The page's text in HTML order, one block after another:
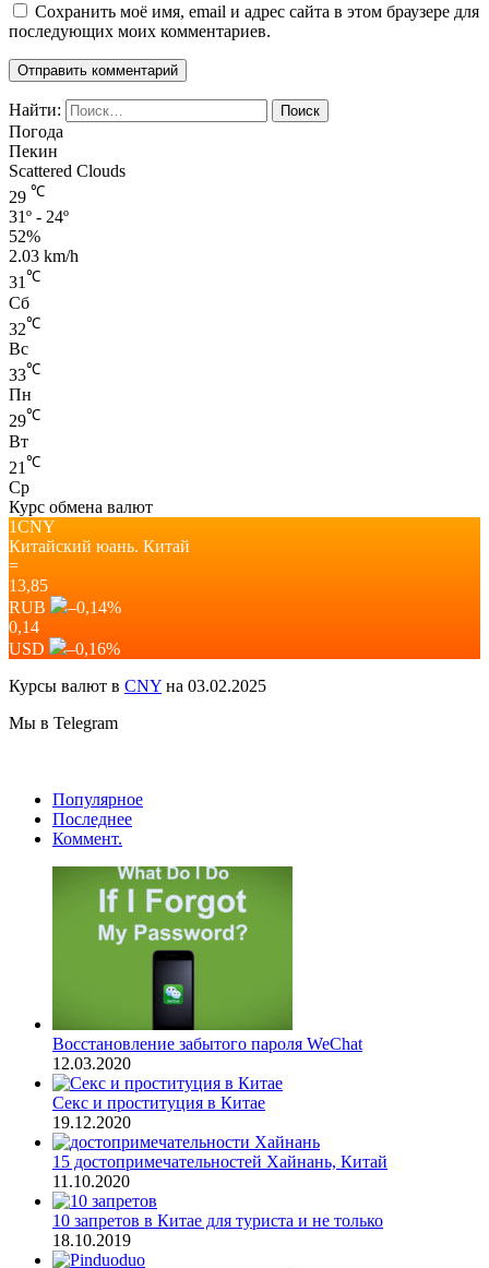
Сохранить моё имя, email и адрес сайта в этом браузере для
последующих моих комментариев.
Найти:
Погода
Пекин
Scattered Clouds
29 ℃
31º - 24º
52%
2.03 km/h
31℃
Сб
32℃
Вс
33℃
Пн
29℃
Вт
21 ℃
Ср
Курс обмена валют
1CNY
Китайский юань. Китай
=
13,85
RUB
–0,14%
0,14
USD
–0,16%
Курсы валют в CNY на 03.02.2025
Мы в Telegram
Популярное
Последнее
Коммент.
Восстановление забытого пароля WeChat
12.03.2020
Секс и проституция в Китае
19.12.2020
15 достопримечательностей Хайнань, Китай
11.10.2020
10 запретов в Китае для туриста и не только
18.10.2019